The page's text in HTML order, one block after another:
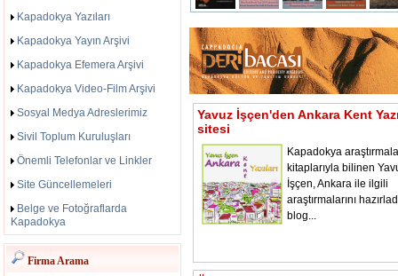
Kapadokya Yazıları
Kapadokya Yayın Arşivi
Kapadokya Efemera Arşivi
Kapadokya Video-Film Arşivi
Sosyal Medya Adreslerimiz
Sivil Toplum Kuruluşları
Önemli Telefonlar ve Linkler
Site Güncellemeleri
Belge ve Fotoğraflarda
Kapadokya
Firma Arama
Yavuz İşçen'den Ankara Kent
sitesi
Kapadokya
kitaplarıyla bilinen
İşçen, Ankara ile ilgili
araştırmalarını
blog...